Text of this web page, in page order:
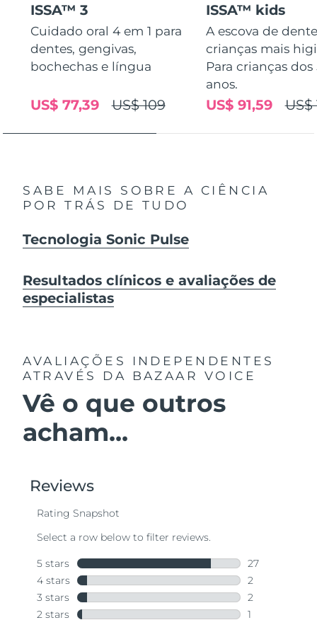
ISSA™ 3
Cuidado oral 4 em 1 para
dentes, gengivas,
bochechas e língua
US$ 109
US$ 77,39
ISSA™ kids
A escova de
crianças mais
Para crianças dos
anos.
US$
US$ 91,59
SABE MAIS SOBRE A CIÊNCIA
POR TRÁS DE TUDO
Tecnologia Sonic Pulse
Resultados clínicos e avaliações de
especialistas
AVALIAÇÕES INDEPENDENTES
ATRAVÉS DA BAZAAR VOICE
Vê o que outros
acham...